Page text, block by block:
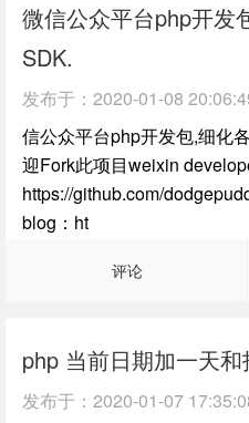
微信公众平台php开发
SDK.
发布于： 2020-01-08
信公众平台php开发包,细化
迎Fork此项目weixin
https://github.com/
blog：ht
评论
php 当前日期加一天
发布于： 2020-01-07